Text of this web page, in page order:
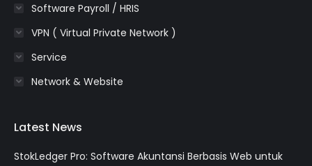
Software Payroll / HRIS
VPN ( Virtual Private Network )
Service
Network & Website
Latest News
StokLedger Pro: Software Akuntansi Berbasis Web untuk